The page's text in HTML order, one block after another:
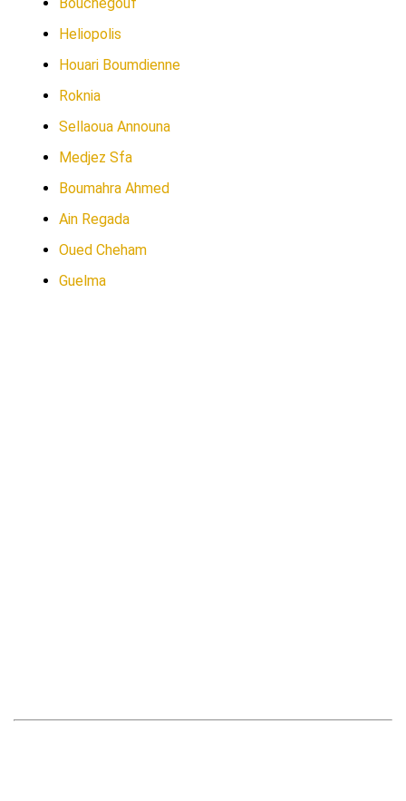
Heliopolis
Houari Boumdienne
Roknia
Sellaoua Announa
Medjez Sfa
Boumahra Ahmed
Ain Regada
Oued Cheham
Guelma